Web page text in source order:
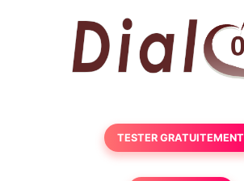
TESTER GRATUITEMENT